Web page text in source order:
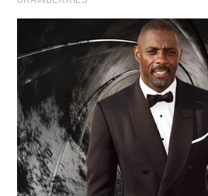
SUMEDANG
CIANJUR
WN
KEPULAUAN
SERIBU